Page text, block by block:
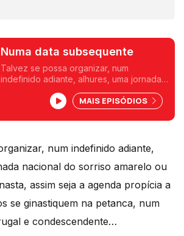
Numa data subsequente
Talvez se possa organizar, num
indefinido adiante, alhures, uma jornada
torneio de canasta. Um texto de
Fernando Alves.
MAIS EPISÓDIOS
num indefinido adiante,
nacional do sorriso amarelo ou
assim seja a agenda propícia a
se ginastiquem na petanca, num
e condescendente…